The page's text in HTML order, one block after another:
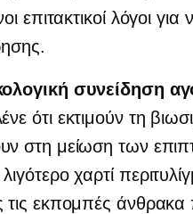
επιτακτικοί λόγοι για
συνείδηση
ότι εκτιμούν τη
στη μείωση των
χαρτί
τις εκπομπές άνθρακα